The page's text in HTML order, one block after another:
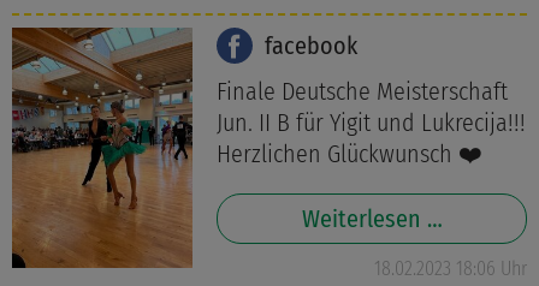
facebook
Finale Deutsche Meisterschaft
Jun. II B für Yigit und Lukrecija!!!
Herzlichen Glückwunsch ❤️
Weiterlesen …
18.02.2023 18:06 Uhr